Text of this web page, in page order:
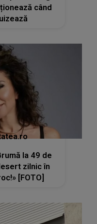
când
la 49 de
zilnic în
[FOTO]